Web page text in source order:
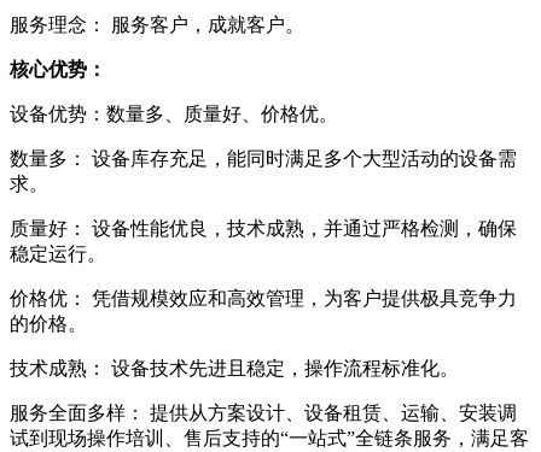
服务理念： 服务客户，成就客户。
核心优势：
设备优势：数量多、质量好、价格优。
数量多： 设备库存充足，能同时满足多个大型活动的设备需
求。
质量好： 设备性能优良，技术成熟，并通过严格检测，确保
稳定运行。
价格优： 凭借规模效应和高效管理，为客户提供极具竞争力
的价格。
技术成熟： 设备技术先进且稳定，操作流程标准化。
服务全面多样： 提供从方案设计、设备租赁、运输、安装调
试到现场操作培训、售后支持的“一站式”全链条服务，满足客